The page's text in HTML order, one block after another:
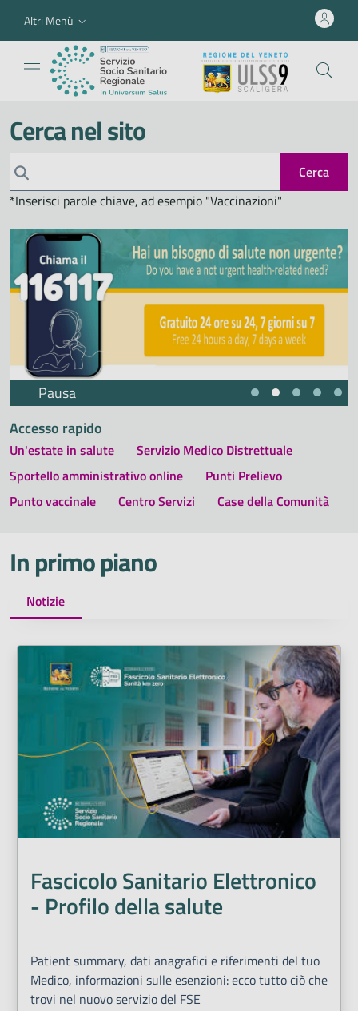
Altri Menù
Cerca nel sito
Cerca
*Inserisci parole chiave, ad esempio "Vaccinazioni"
Pausa
Accesso rapido
Un'estate in salute
Servizio Medico Distrettuale
Sportello amministrativo online
Punti Prelievo
Punto vaccinale
Centro Servizi Case della Comunità
In primo piano
Notizie
Fascicolo Sanitario Elettronico
- Profilo della salute
Patient summary, dati anagrafici e riferimenti del tuo
Medico, informazioni sulle esenzioni: ecco tutto ciò che
trovi nel nuovo servizio del FSE